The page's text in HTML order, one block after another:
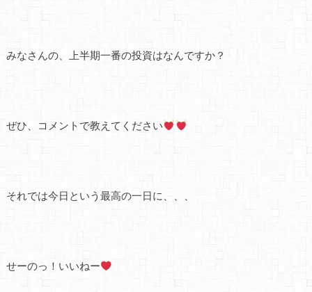
みなさんの、上半期一番の投資はなんですか？
ぜひ、コメントで教えてください
それでは今日という最高の一日に、、、
せーのっ！いいねー